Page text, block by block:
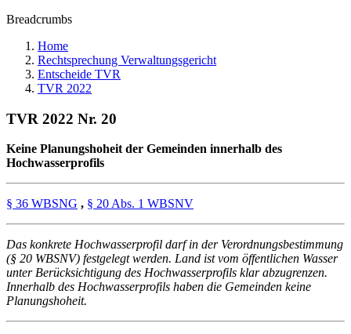
Breadcrumbs
Home
Rechtsprechung Verwaltungsgericht
Entscheide TVR
TVR 2022
TVR 2022 Nr. 20
Keine Planungshoheit der Gemeinden innerhalb des
Hochwasserprofils
§ 36 WBSNG , § 20 Abs. 1 WBSNV
Das konkrete Hochwasserprofil darf in der Verordnungsbestimmung
(§ 20 WBSNV) festgelegt werden. Land ist vom öffentlichen Wasser
unter Berücksichtigung des Hochwasserprofils klar abzugrenzen.
Innerhalb des Hochwasserprofils haben die Gemeinden keine
Planungshoheit.